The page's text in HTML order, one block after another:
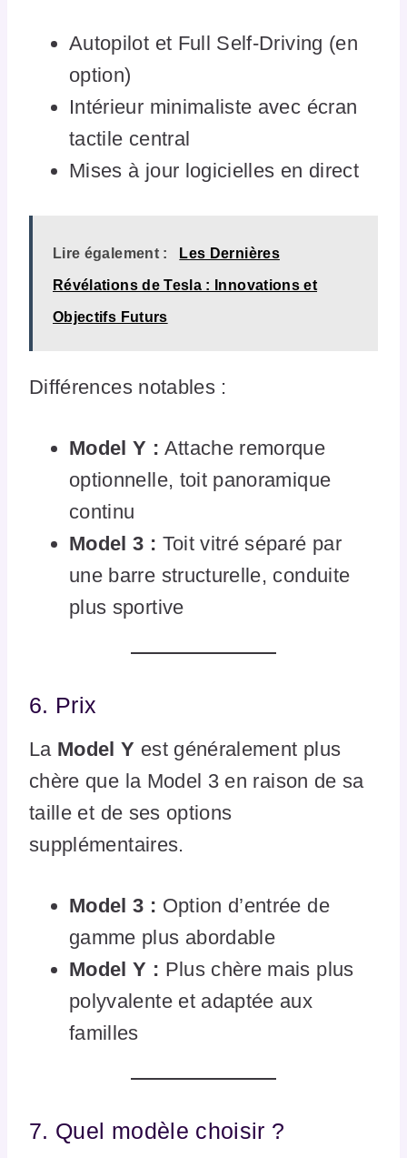
Autopilot et Full Self-Driving (en
option)
Intérieur minimaliste avec écran
tactile central
Mises à jour logicielles en direct
Lire également : Les Dernières
Révélations de Tesla : Innovations et
Objectifs Futurs
Différences notables :
Model Y : Attache remorque
optionnelle, toit panoramique
continu
Model 3 : Toit vitré séparé par
une barre structurelle, conduite
plus sportive
6. Prix
La Model Y est généralement plus
chère que la Model 3 en raison de sa
taille et de ses options
supplémentaires.
Model 3 : Option d’entrée de
gamme plus abordable
Model Y : Plus chère mais plus
polyvalente et adaptée aux
familles
7. Quel modèle choisir ?